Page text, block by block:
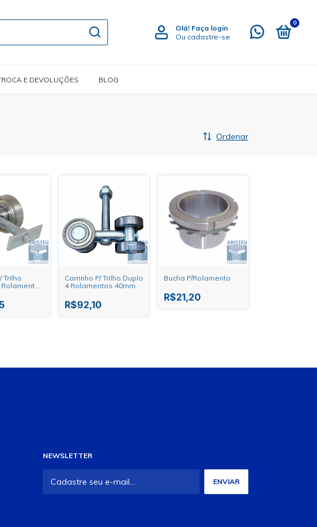
Olá! Faça login
Ou cadastre-se
0
E DEVOLUÇÕES BLOG
Ordenar
Trilho
Carrinho P/ Trilho Duplo
4 Rolamentos 40mm
R$92,10
Bucha P/Rolamento
R$21,20
NEWSLETTER